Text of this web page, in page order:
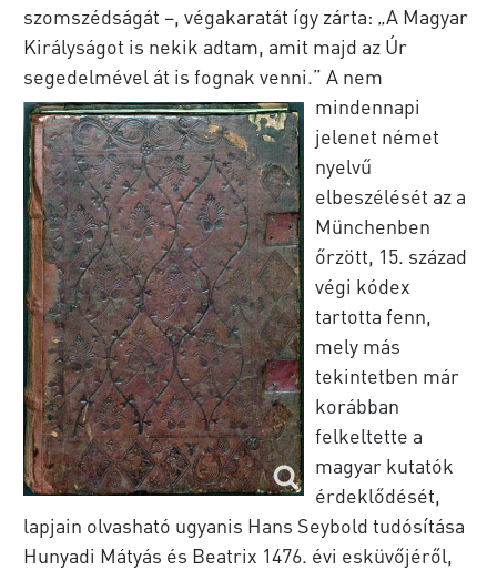
szomszédságát –, végakaratát így zárta: „A Magyar
Királyságot is nekik adtam, amit majd az Úr
segedelmével át is fognak venni.” A nem
mindennapi
jelenet német
nyelvű
elbeszélését az a
Münchenben
őrzött, 15. század
végi kódex
tartotta fenn,
mely más
tekintetben már
korábban
felkeltette a
magyar kutatók
érdeklődését,
lapjain olvasható ugyanis Hans Seybold tudósítása
Hunyadi Mátyás és Beatrix 1476. évi esküvőjéről,